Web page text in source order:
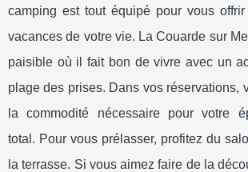
camping est tout équipé pour vous
vacances de votre vie. La Couarde sur
paisible où il fait bon de vivre avec un
plage des prises. Dans vos réservations,
la commodité nécessaire pour votre
total. Pour vous prélasser, profitez du
la terrasse. Si vous aimez faire de la